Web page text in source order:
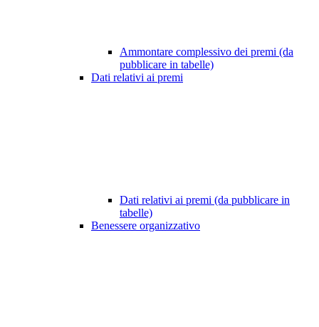
Ammontare complessivo dei premi (da
pubblicare in tabelle)
Dati relativi ai premi
Dati relativi ai premi (da pubblicare in
tabelle)
Benessere organizzativo